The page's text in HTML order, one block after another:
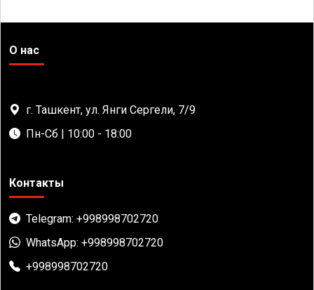
О нас
г. Ташкент, ул. Янги Сергели, 7/9
Пн-Сб | 10:00 - 18:00
Контакты
Telegram: +998998702720
WhatsApp: +998998702720
+998998702720